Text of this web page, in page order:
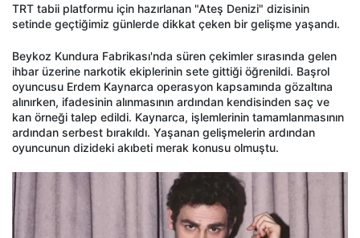
TRT tabii platformu için hazırlanan "Ateş Denizi" dizisinin
setinde geçtiğimiz günlerde dikkat çeken bir gelişme yaşandı.
Beykoz Kundura Fabrikası'nda süren çekimler sırasında gelen
ihbar üzerine narkotik ekiplerinin sete gittiği öğrenildi. Başrol
oyuncusu Erdem Kaynarca operasyon kapsamında gözaltına
alınırken, ifadesinin alınmasının ardından kendisinden saç ve
kan örneği talep edildi. Kaynarca, işlemlerinin tamamlanmasının
ardından serbest bırakıldı. Yaşanan gelişmelerin ardından
oyuncunun dizideki akıbeti merak konusu olmuştu.